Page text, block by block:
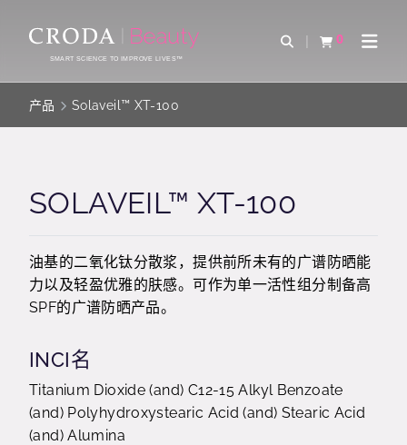
CONTENTSMART SCIENCE TO IMPROVE LIVES™
Open Search
0
查看购物车Open
产品 Solaveil™ XT-100
SOLAVEIL™ XT-100
油基的二氧化钛分散浆，提供前所未有的广谱防晒能
力以及轻盈优雅的肤感。可作为单一活性组分制备高
SPF的广谱防晒产品。
INCI名
Titanium Dioxide (and) C12-15 Alkyl Benzoate
(and) Polyhydroxystearic Acid (and) Stearic Acid
(and) Alumina